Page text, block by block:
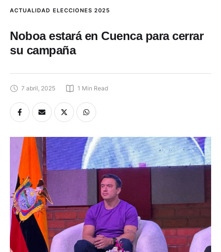
ACTUALIDAD ELECCIONES 2025
Noboa estará en Cuenca para cerrar
su campaña
7 abril, 2025 1 Min Read